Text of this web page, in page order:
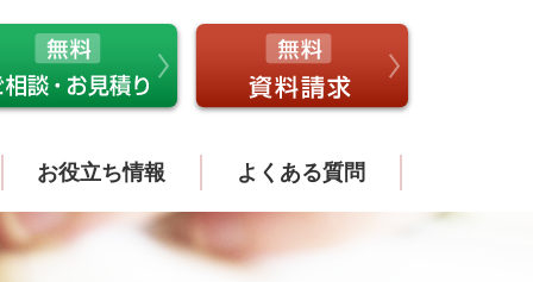
お役立ち情報 よくある質問